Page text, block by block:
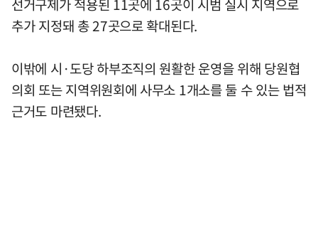
추가 지정돼 총 27곳으로 확대된다.
이밖에 시·도당 하부조직의 원활한 운영을 위해 당원협
의회 또는 지역위원회에 사무소 1개소를 둘 수 있는 법적
근거도 마련됐다.